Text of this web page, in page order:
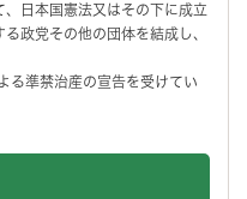
日本国憲法又はその下に成立
政党その他の団体を結成し、
準禁治産の宣告を受けてい